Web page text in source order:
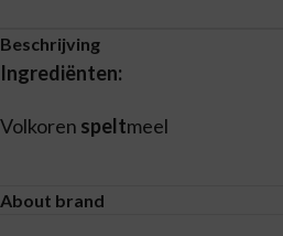
Beschrijving
Ingrediënten:
Volkoren speltmeel
About brand